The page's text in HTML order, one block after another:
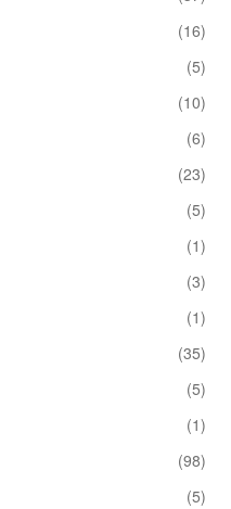
(16)
(5)
(10)
(6)
(23)
(5)
(1)
(3)
(1)
(35)
(5)
(1)
(98)
(5)